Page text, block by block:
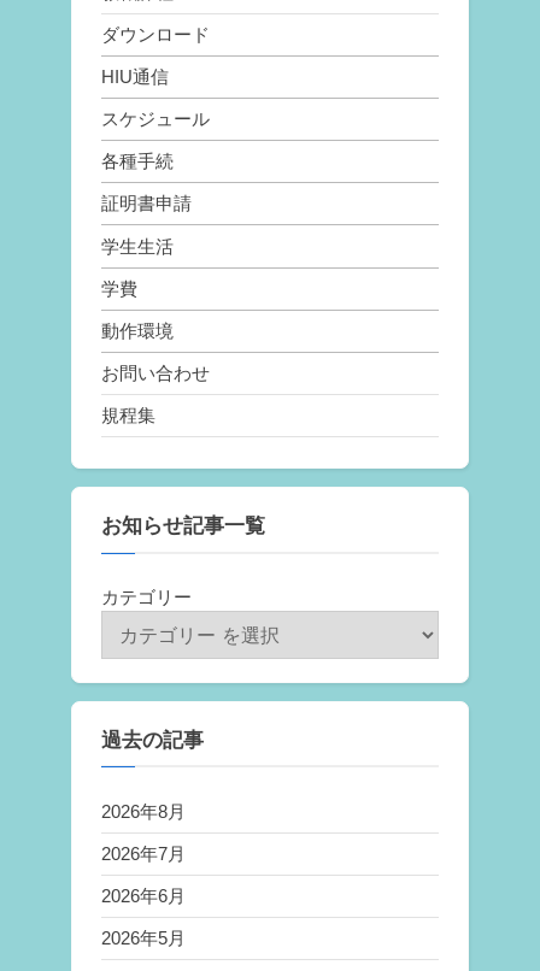
ダウンロード
HIU通信
スケジュール
各種手続
証明書申請
学生生活
学費
動作環境
お問い合わせ
規程集
お知らせ記事一覧
カテゴリー
過去の記事
2026年8月
2026年7月
2026年6月
2026年5月